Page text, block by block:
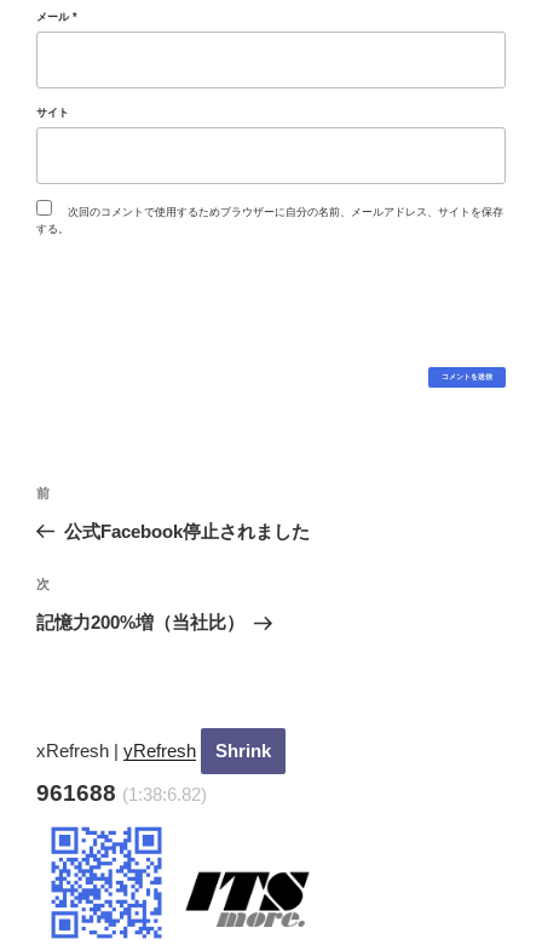
メール *
サイト
次回のコメントで使用するためブラウザーに自分の名前、メールアドレス、サイトを保存
する。
投
ナ
ビ
ゲ
ン
過
去
投
稿
前
公式Facebook停止されました
次
の
次
記憶力200%増（当社比）
xRefresh | yRefresh
961688 (1:38:7.81)